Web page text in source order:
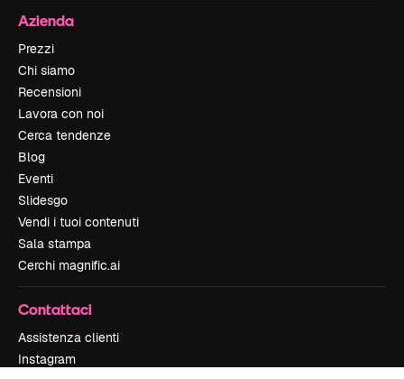
Azienda
Prezzi
Chi siamo
Recensioni
Lavora con noi
Cerca tendenze
Blog
Eventi
Slidesgo
Vendi i tuoi contenuti
Sala stampa
Cerchi magnific.ai
Contattaci
Assistenza clienti
Instagram